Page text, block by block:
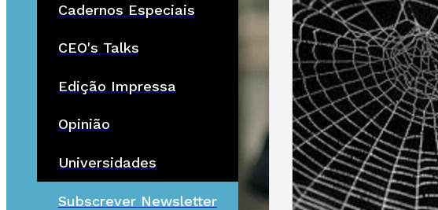
Cadernos Especiais
CEO's Talks
Edição Impressa
Opinião
Universidades
Subscrever Newsletter